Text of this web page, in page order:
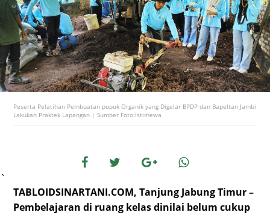
Peserta Pelatihan Pembuatan pupuk Organik yang Digelar BPDP dan Bapeltan Jambi
Lakukan Praktek Lapangan | Sumber Foto:Istimewa
`
TABLOIDSINARTANI.COM,Tanjung Jabung Timur –
Pembelajaran di ruang kelas dinilai belum cukup